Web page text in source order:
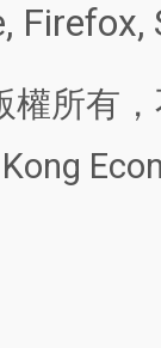
Firefox,
權所有